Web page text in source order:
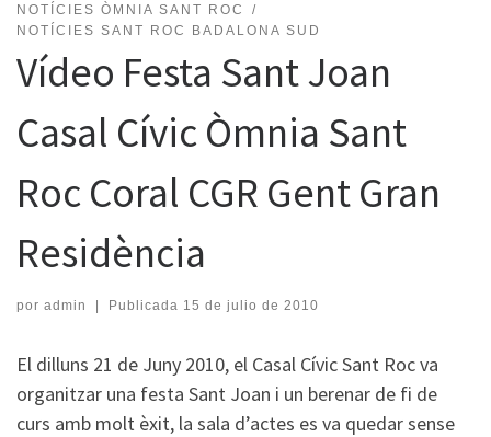
NOTÍCIES ÒMNIA SANT ROC
NOTÍCIES SANT ROC BADALONA SUD
Vídeo Festa Sant Joan
Casal Cívic Òmnia Sant
Roc Coral CGR Gent Gran
Residència
por admin | Publicada 15 de julio de 2010
El dilluns 21 de Juny 2010, el Casal Cívic Sant Roc va
organitzar una festa Sant Joan i un berenar de fi de
curs amb molt èxit, la sala d’actes es va quedar sense